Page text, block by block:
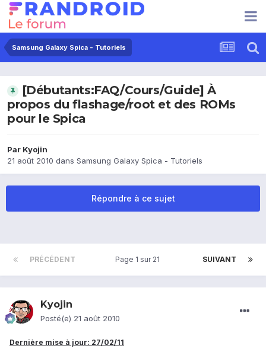
Samsung Galaxy Spica - Tutoriels
[Débutants:FAQ/Cours/Guide] À
propos du flashage/root et des ROMs
pour le Spica
Par Kyojin
21 août 2010 dans Samsung Galaxy Spica - Tutoriels
Répondre à ce sujet
PRÉCÉDENT SUIVANT
Page 1 sur 21
Kyojin
Posté(e) 21 août 2010
Dernière mise à jour: 27/02/11